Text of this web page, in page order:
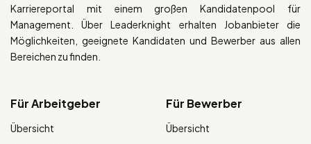
Karriereportal mit einem großen Kandidatenpool für
Management. Über Leaderknight erhalten Jobanbieter die
Möglichkeiten, geeignete Kandidaten und Bewerber aus allen
Bereichen zu finden.
Für Arbeitgeber
Übersicht
Für Bewerber
Übersicht